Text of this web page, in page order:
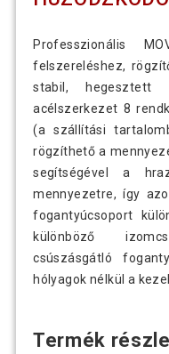
Professzionális
felszereléshez,
stabil, hegesztett
acélszerkezet 8
(a szállítási
rögzíthető a
segítségével a
mennyezetre, így
fogantyúcsoport
különböző
csúszásgátló
hólyagok nélkül a
Termék